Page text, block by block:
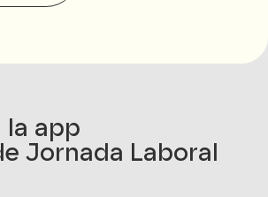
la app
Jornada Laboral